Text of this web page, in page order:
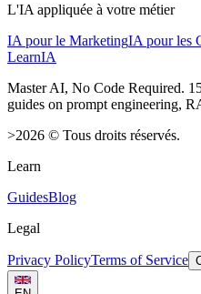
L'IA appliquée à votre métier
IA pour le MarketingIA pour les
LearnIA
Master AI, No Code Required.
guides on prompt engineering,
>2026 © Tous droits réservés.
Learn
GuidesBlog
Legal
Privacy PolicyTerms of Service